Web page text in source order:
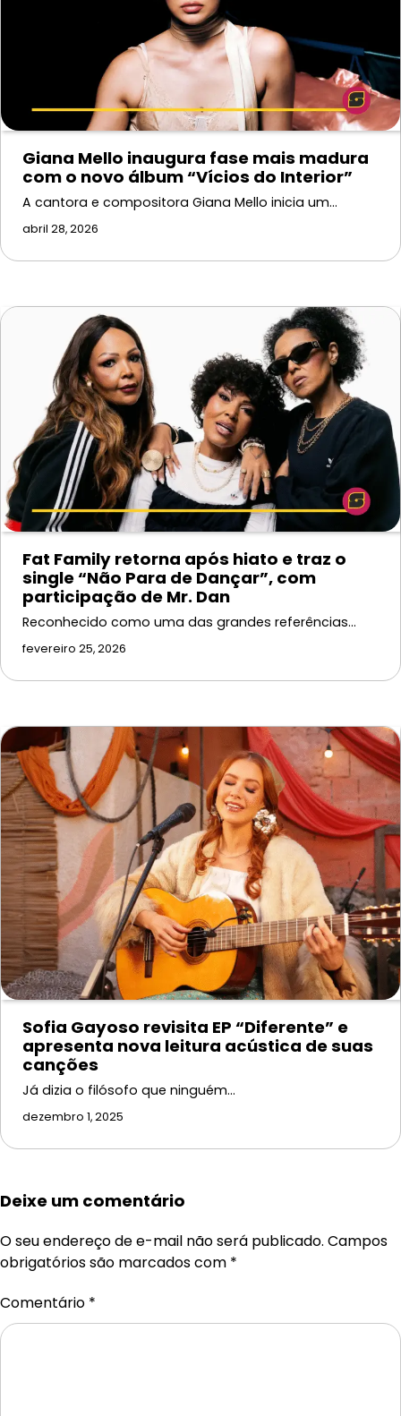
Giana Mello inaugura fase mais madura
com o novo álbum “Vícios do Interior”
A cantora e compositora Giana Mello inicia um…
abril 28, 2026
Fat Family retorna após hiato e traz o
single “Não Para de Dançar”, com
participação de Mr. Dan
Reconhecido como uma das grandes referências…
fevereiro 25, 2026
Sofia Gayoso revisita EP “Diferente” e
apresenta nova leitura acústica de suas
canções
Já dizia o filósofo que ninguém…
dezembro 1, 2025
Deixe um comentário
O seu endereço de e-mail não será publicado. Campos
obrigatórios são marcados com *
Comentário *